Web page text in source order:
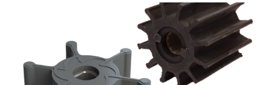
Fritid/Sikkerhet
Båtpleie/Opplag